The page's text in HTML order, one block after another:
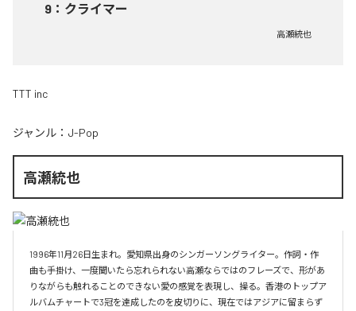
9 ： クライマー
高瀬統也
TTT inc
ジャンル： J-Pop
高瀬統也
1996年11月26日生まれ。愛知県出身のシンガーソングライター。作詞・作
曲も手掛け、一度聞いたら忘れられない高瀬ならではのフレーズで、形があ
りながらも触れることのできない愛の感覚を表現し、操る。香港のトップア
ルバムチャートで3冠を達成したのを皮切りに、現在ではアジアに留まらず